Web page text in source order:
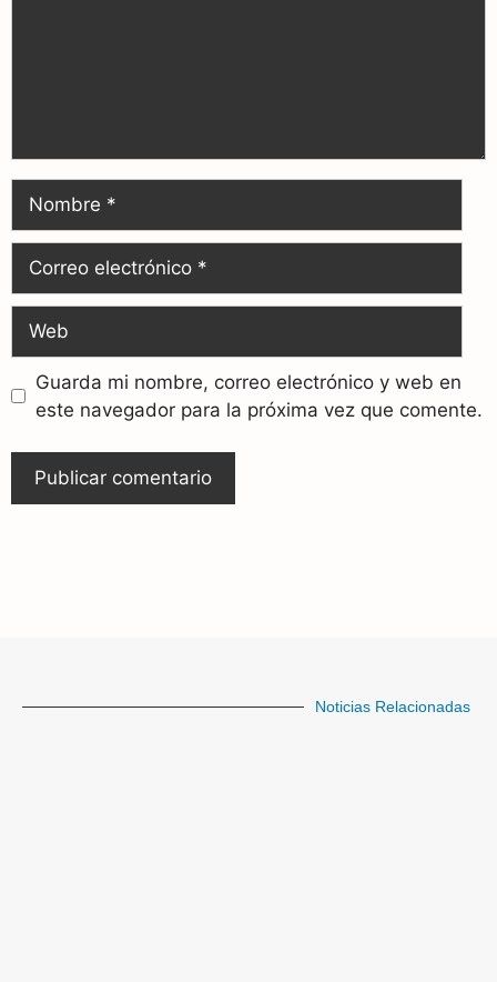
Guarda mi nombre, correo electrónico y web en
este navegador para la próxima vez que comente.
Noticias Relacionadas